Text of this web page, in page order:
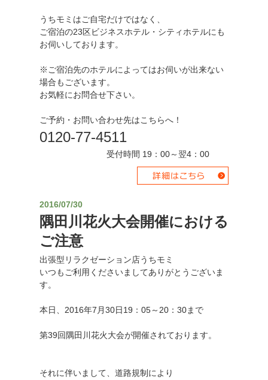
うちモミはご自宅だけではなく、
ご宿泊の23区ビジネスホテル・シティホテルにも
お伺いしております。
※ご宿泊先のホテルによってはお伺いが出来ない
場合もございます。
お気軽にお問合せ下さい。
ご予約・お問い合わせ先はこちらへ！
0120-77-4511
受付時間 19：00～翌4：00
2016/07/30
隅田川花火大会開催における
ご注意
出張型リラクゼーション店うちモミ
いつもご利用くださいましてありがとうございま
す。
本日、2016年7月30日19：05～20：30まで
第39回隅田川花火大会が開催されております。
それに伴いまして、道路規制により